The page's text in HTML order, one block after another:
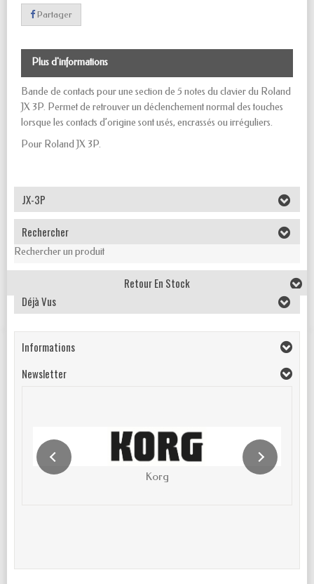
Partager
Plus d'informations
Bande de contacts pour une section de 5 notes du clavier du Roland
JX 3P. Permet de retrouver un déclenchement normal des touches
lorsque les contacts d’origine sont usés, encrassés ou irréguliers.
Pour Roland JX 3P.
JX-3P
Rechercher
Rechercher un produit
Retour En Stock
Déjà Vus
Informations
Newsletter
Korg